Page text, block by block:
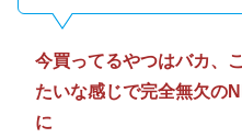
今買ってるやつはバカ、
たいな感じで完全無欠の
に